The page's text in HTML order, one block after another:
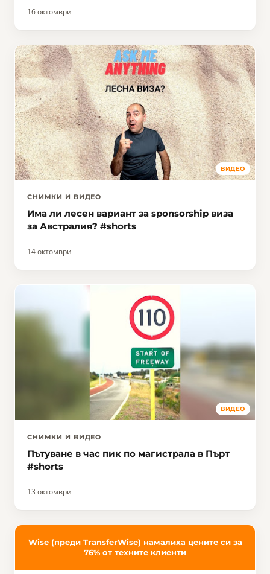
16 октомври
ВИДЕО
СНИМКИ И ВИДЕО
Има ли лесен вариант за sponsorship виза
за Австралия? #shorts
14 октомври
ВИДЕО
СНИМКИ И ВИДЕО
Пътуване в час пик по магистрала в Пърт
#shorts
13 октомври
Wise (преди TransferWise) намалиха цените си за
76% от техните клиенти